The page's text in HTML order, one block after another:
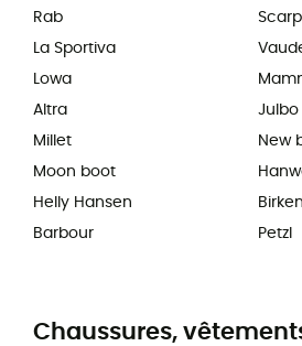
Rab
La Sportiva
Lowa
Altra
Millet
Moon boot
Helly Hansen
Barbour
Julbo
New
Petzl
Chaussures,